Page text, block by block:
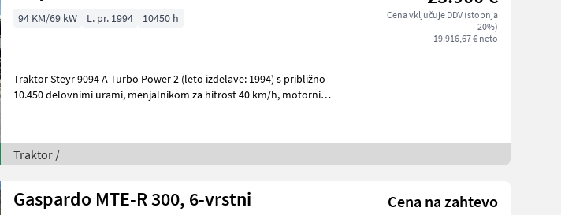
Cena vključuje DDV (stopnja
20%)
19.916,67 € neto
94 KM/69 kW L. pr. 1994 10450 h
Traktor Steyr 9094 A Turbo Power 2 (leto izdelave: 1994) s približno
10.450 delovnimi urami, menjalnikom za hitrost 40 km/h, motorni
Traktor /
Gaspardo MTE-R 300, 6-vrstni Cena na zahtevo